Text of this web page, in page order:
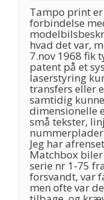
Tampo print
forbindelse
hvad det var,
7.nov 1968 fik
patent på et
laserstyring
transfers eller
samtidig
dimensionelle
små tekster,
Jeg har
Matchbox
serie nr 1-75
forsvandt, var
men ofte var